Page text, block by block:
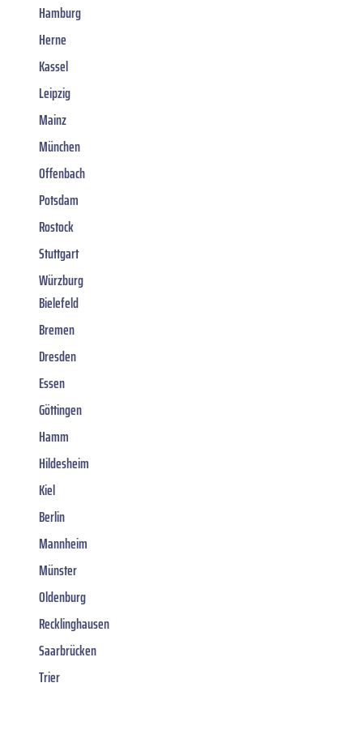
Hamburg
Herne
Kassel
Leipzig
Mainz
München
Offenbach
Potsdam
Rostock
Stuttgart
Würzburg
Bielefeld
Bremen
Dresden
Essen
Göttingen
Hamm
Hildesheim
Kiel
Berlin
Mannheim
Münster
Oldenburg
Recklinghausen
Saarbrücken
Trier